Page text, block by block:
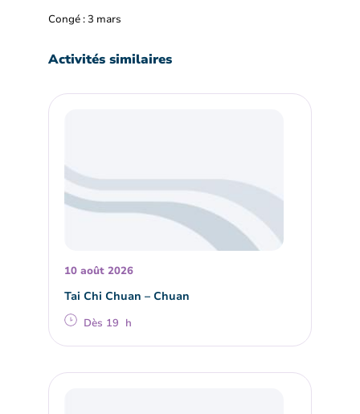
Congé : 3 mars
Activités similaires
10 août 2026
Tai Chi Chuan – Chuan
Dès 19 h